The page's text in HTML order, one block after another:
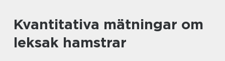
Kvantitativa mätningar om
leksak hamstrar